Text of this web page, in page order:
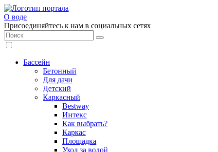
О воде
Присоединяйтесь к нам в социальных сетях
Бассейн
Бетонный
Для дачи
Детский
Каркасный
Bestway
Интекс
Как выбрать?
Каркас
Площадка
Уход за водой